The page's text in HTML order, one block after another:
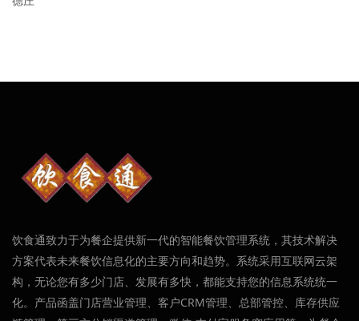
饮食通致力于为餐企提供新一代的智能餐饮管理系统，其技术解决
方案代表未来餐饮信息化的主要方向和趋势。系统采用互联网云架
构，无论您有多少门店、发展有多快，都能支持您的信息系统统一
化。产品函盖门店营业管理、客户CRM管理、总部管控、库存供应